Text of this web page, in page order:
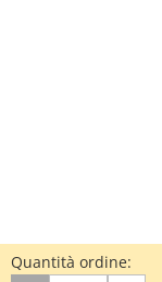
Quantità ordine: